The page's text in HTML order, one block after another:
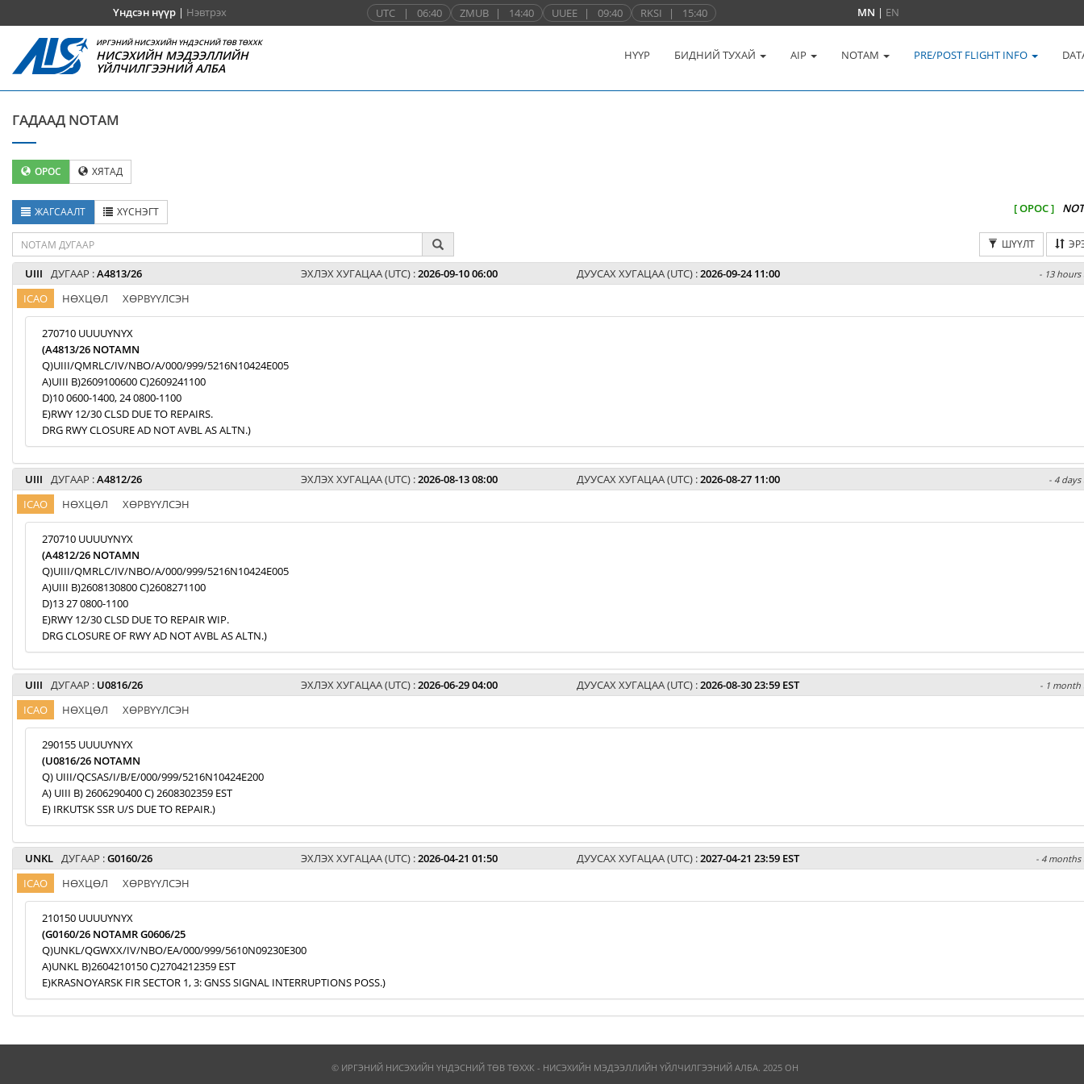
Үндсэн нүүр| Нэвтрэх UTC | 06:40 ZMUB | 14:40 UUEE | 09:40 RKSI | 15:40 MN | EN
ИРГЭНИЙ НИСЭХИЙН ҮНДЭСНИЙ ТӨВ ТӨХХК
НИСЭХИЙН МЭДЭЭЛЛИЙН
ҮЙЛЧИЛГЭЭНИЙ АЛБА
НҮҮР БИДНИЙ ТУХАЙ AIP NOTAM PRE/POST FLIGHT INFO
ГАДААД NOTAM
ОРОС ХЯТАД
ЖАГСААЛТ ХҮСНЭГТ [ ОРОС ]
ШҮҮЛТ
UIII ДУГААР :A4813/26 ЭХЛЭХ ХУГАЦАА (UTC) :2026-09-10 06:00 ДУУСАХ ХУГАЦАА (UTC) :2026-09-24 11:00 - 13 hours
ICAO НӨХЦӨЛ ХӨРВҮҮЛСЭН
270710 UUUUYNYX
(A4813/26 NOTAMN
Q)UIII/QMRLC/IV/NBO/A/000/999/5216N10424E005
A)UIII B)2609100600 C)2609241100
D)10 0600-1400, 24 0800-1100
E)RWY 12/30 CLSD DUE TO REPAIRS.
DRG RWY CLOSURE AD NOT AVBL AS ALTN.)
UIII ДУГААР :A4812/26 ЭХЛЭХ ХУГАЦАА (UTC) :2026-08-13 08:00 ДУУСАХ ХУГАЦАА (UTC) :2026-08-27 11:00 - 4 days
ICAO НӨХЦӨЛ ХӨРВҮҮЛСЭН
270710 UUUUYNYX
(A4812/26 NOTAMN
Q)UIII/QMRLC/IV/NBO/A/000/999/5216N10424E005
A)UIII B)2608130800 C)2608271100
D)13 27 0800-1100
E)RWY 12/30 CLSD DUE TO REPAIR WIP.
DRG CLOSURE OF RWY AD NOT AVBL AS ALTN.)
UIII ДУГААР : U0816/26 ЭХЛЭХ ХУГАЦАА (UTC) :2026-06-29 04:00 ДУУСАХ ХУГАЦАА (UTC) :2026-08-30 23:59 EST - 1 month
ICAO НӨХЦӨЛ ХӨРВҮҮЛСЭН
290155 UUUUYNYX
(U0816/26 NOTAMN
Q) UIII/QCSAS/I/B/E/000/999/5216N10424E200
A) UIII B) 2606290400 C) 2608302359 EST
E) IRKUTSK SSR U/S DUE TO REPAIR.)
UNKL ДУГААР :G0160/26 ЭХЛЭХ ХУГАЦАА (UTC) :2026-04-21 01:50 ДУУСАХ ХУГАЦАА (UTC) :2027-04-21 23:59 EST - 4 months
ICAO НӨХЦӨЛ ХӨРВҮҮЛСЭН
210150 UUUUYNYX
(G0160/26 NOTAMR G0606/25
Q)UNKL/QGWXX/IV/NBO/EA/000/999/5610N09230E300
A)UNKL B)2604210150 C)2704212359 EST
E)KRASNOYARSK FIR SECTOR 1, 3: GNSS SIGNAL INTERRUPTIONS POSS.)
© ИРГЭНИЙ НИСЭХИЙН ҮНДЭСНИЙ ТӨВ ТӨХХК - НИСЭХИЙН МЭДЭЭЛЛИЙН ҮЙЛЧИЛГЭЭНИЙ АЛБА. 2025 ОН